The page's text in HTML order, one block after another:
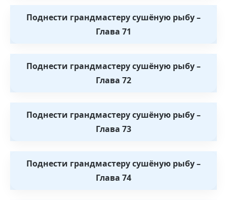
Поднести грандмастеру сушёную рыбу –
Глава 71
Поднести грандмастеру сушёную рыбу –
Глава 72
Поднести грандмастеру сушёную рыбу –
Глава 73
Поднести грандмастеру сушёную рыбу –
Глава 74